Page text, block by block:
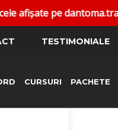
afișate pe
TESTIMONIALE
CURSURI PACHETE